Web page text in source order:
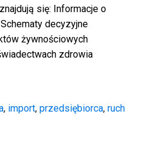
się: Informacje o
decyzyjne
żywnościowych
zdrowia
, import,przedsiębiorca,ruch